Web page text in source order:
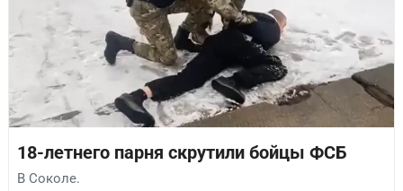
18-летнего парня скрутили бойцы ФСБ
В Соколе.